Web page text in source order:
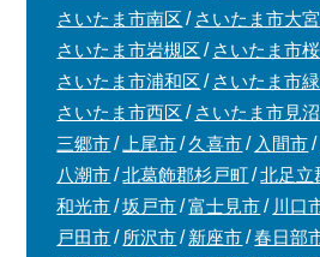
さいたま市南区
さいたま市大
さいたま市岩槻区
さいたま市
さいたま市浦和区
さいたま市
さいたま市西区
さいたま市見
三郷市
上尾市 久喜市 入間市
八潮市
北葛飾郡杉戸町 北足立
和光市
坂戸市 富士見市 川口
戸田市
所沢市 新座市 春日部